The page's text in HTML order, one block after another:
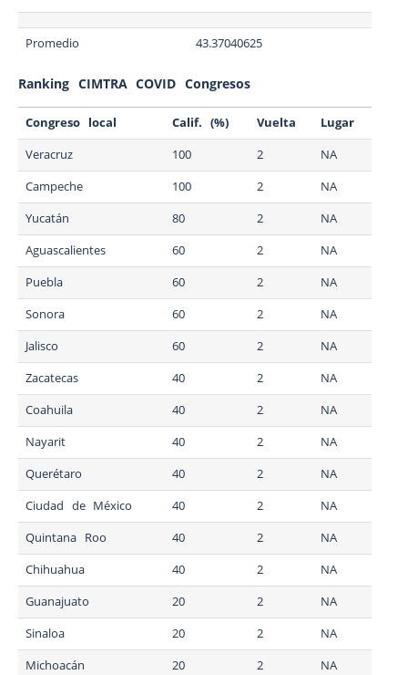
Promedio 43.37040625
Ranking CIMTRA COVID Congresos
Congreso local Calif. (%) Vuelta Lugar
Veracruz 100 2 NA
Campeche 100 2 NA
Yucatán 80 2 NA
Aguascalientes 60 2 NA
Puebla 60 2 NA
Sonora 60 2 NA
Jalisco 60 2 NA
Zacatecas 40 2 NA
Coahuila 40 2 NA
Nayarit 40 2 NA
Querétaro 40 2 NA
Ciudad de México 40 2 NA
Quintana Roo 40 2 NA
Chihuahua 40 2 NA
Guanajuato 20 2 NA
Sinaloa 20 2 NA
Michoacán 20 2 NA